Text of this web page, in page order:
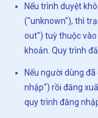
Nếu trình duyệt
("unknown"), thì
out") tuỳ thuộc
khoản. Quy trình
Nếu người dùng
nhập") rồi đăng
quy trình đăng